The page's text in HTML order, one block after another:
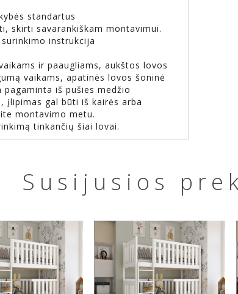
standartus
skirti savarankiškam montavimui.
instrukcija
ir paaugliams, aukštos lovos
vaikams, apatinės lovos šoninė
pagaminta iš pušies medžio
įlipimas gal būti iš kairės arba
montavimo metu.
tinkančių šiai lovai.
Susijusios